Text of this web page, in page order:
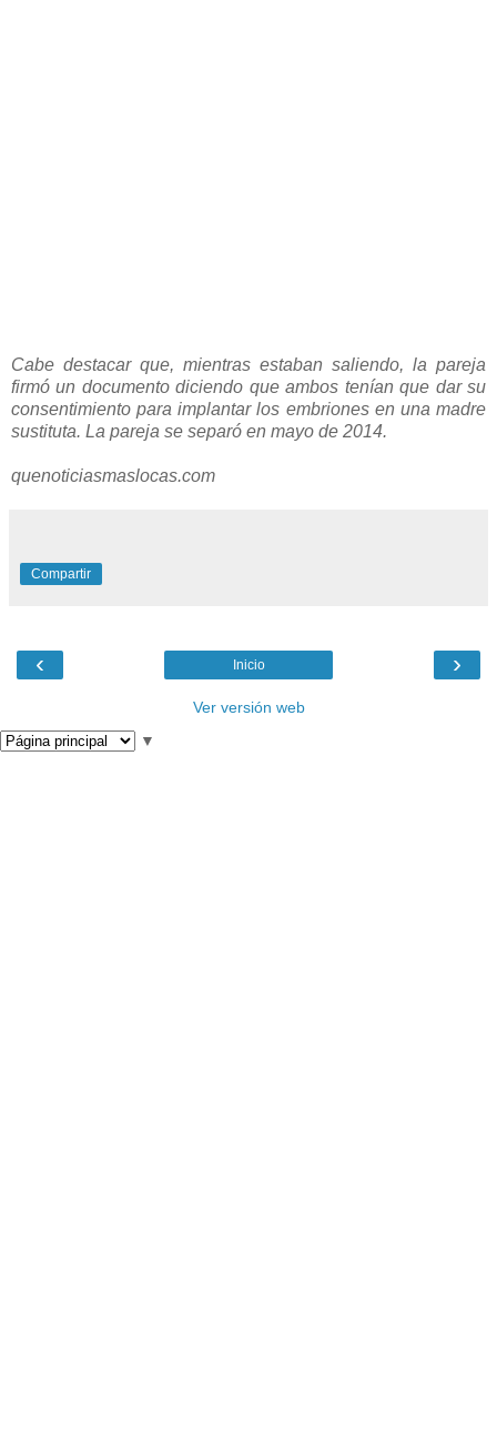
Cabe destacar que, mientras estaban saliendo, la pareja
firmó un documento diciendo que ambos tenían que dar su
consentimiento para implantar los embriones en una madre
sustituta. La pareja se separó en mayo de 2014.
quenoticiasmaslocas.com
Compartir
‹ ›
Inicio
Ver versión web
▼